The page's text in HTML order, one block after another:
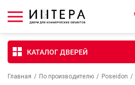
КАТАЛОГ ДВЕРЕЙ
Главная / По производителю / Poseidon /